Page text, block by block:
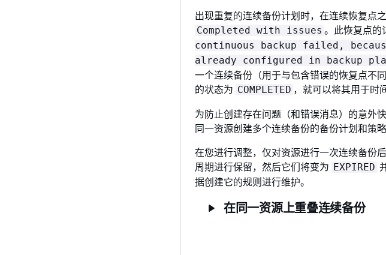
出现重复的连续备份计划时，在连续恢复点
Completed with issues 。此恢复点的
continuous backup failed,
already configured in backup
一个连续备份（用于与包含错误的恢复点不
的状态为 COMPLETED ，就可以将其用于时
为防止创建存在问题（和错误消息）的意外
同一资源创建多个连续备份的备份计划和策略
在您进行调整，仅对资源进行一次连续备份
周期进行保留，然后它们将变为 EXPIRED
据创建它的规则进行维护。
在同一资源上重叠连续备份